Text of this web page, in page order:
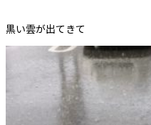
黒い雲が出てきて